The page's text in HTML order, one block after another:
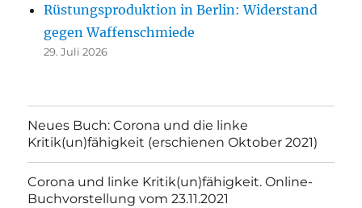
Rüstungsproduktion in Berlin: Widerstand
gegen Waffenschmiede
29. Juli 2026
Neues Buch: Corona und die linke
Kritik(un)fähigkeit (erschienen Oktober 2021)
Corona und linke Kritik(un)fähigkeit. Online-
Buchvorstellung vom 23.11.2021